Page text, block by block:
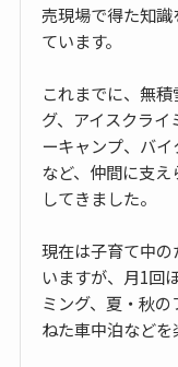
売現場で得た知
ています。
これまでに、無
グ、アイスクラ
ーキャンプ、バ
など、仲間に支
してきました。
現在は子育て中
いますが、月1回
ミング、夏・秋
ねた車中泊などを